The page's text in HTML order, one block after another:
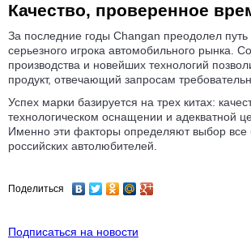
Качество, проверенное
За последние годы Changan преодолел путь
серьезного игрока автомобильного рынка.
производства и новейших технологий
продукт, отвечающий запросам
Успех марки базируется на трех китах:
технологическом оснащении и адекватной
Именно эти факторы определяют выбор все
российских автолюбителей.
Поделиться
Подписаться на новости